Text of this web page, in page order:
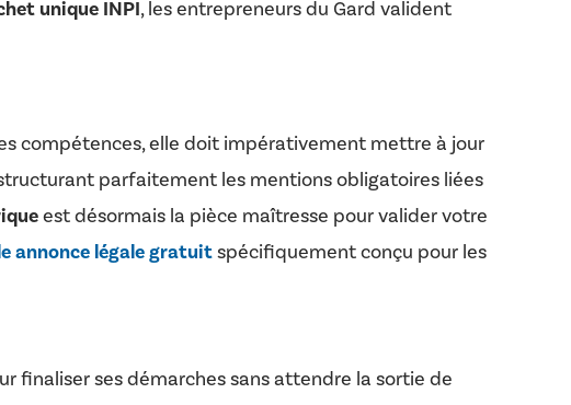
unique INPI, les entrepreneurs du Gard valident
compétences, elle doit impérativement mettre à jour
parfaitement les mentions obligatoires liées
est désormais la pièce maîtresse pour valider votre
annonce légale gratuitspécifiquement conçu pour les
finaliser ses démarches sans attendre la sortie de